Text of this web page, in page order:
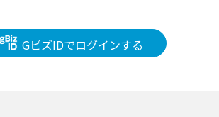
GビズIDでログインする